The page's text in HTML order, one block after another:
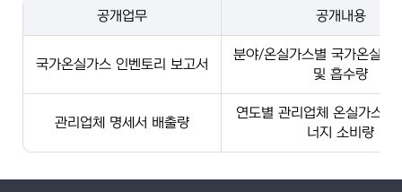
공개업무 공개내용
국가온실가스 인벤토리 보고서
분야/온실가스별 국가온실가
및 흡수량
관리업체 명세서 배출량
연도별 관리업체 온실가스
너지 소비량